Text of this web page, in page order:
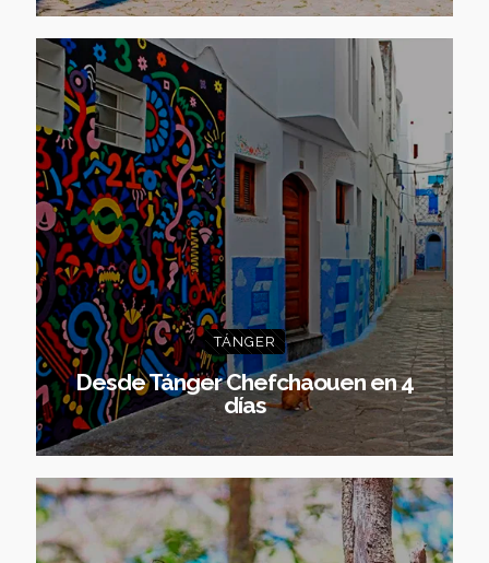
TÁNGER
Desde Tánger Chefchaouen en 4
días